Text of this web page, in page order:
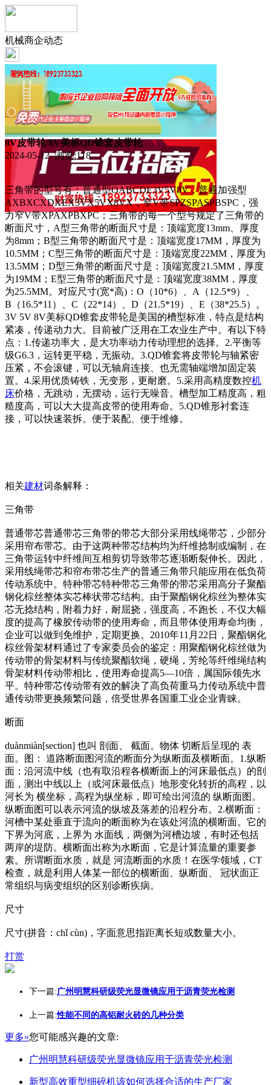
机械商企动态
8V皮带轮/8V美标QD锥套皮带轮
2024-05-12 浏览:118
三角带的型号有：普通型OABCDE3V5V8V，普通加强型
AXBXCXDXEX3VX5VX8VX，窄V带SPZSPASPBSPC，强
力窄V带XPAXPBXPC；三角带的每一个型号规定了三角带的
断面尺寸，A型三角带的断面尺寸是：顶端宽度13mm、厚度
为8mm；B型三角带的断面尺寸是：顶端宽度17MM，厚度为
10.5MM；C型三角带的断面尺寸是：顶端宽度22MM，厚度为
13.5MM；D型三角带的断面尺寸是：顶端宽度21.5MM，厚度
为19MM；E型三角带的断面尺寸是：顶端宽度38MM，厚度
为25.5MM。对应尺寸(宽*高)：O（10*6）、A（12.5*9）、
B（16.5*11）、C（22*14）、D（21.5*19）、E（38*25.5）。
3V 5V 8V美标QD锥套皮带轮是美国的槽型标准，特点是结构
紧凑，传递动力大。目前被广泛用在工农业生产中。有以下特
点：1.传递功率大，是大功率动力传动理想的选择。2.平衡等
级G6.3，运转更平稳，无振动。3.QD锥套将皮带轮与轴紧密
压紧，不会滚键，可以无轴肩连接、也无需轴端增加固定装
置。4.采用优质铸铁，无变形，更耐磨。5.采用高精度数控机
床价格，无跳动，无摆动，运行无噪音。槽型加工精度高，粗
糙度高，可以大大提高皮带的使用寿命。5.QD锥形衬套连
接，可以快速装拆。便于装配、便于维修。
相关建材词条解释：
三角带
普通带芯普通带芯三角带的带芯大部分采用线绳带芯，少部分
采用帘布带芯。由于这两种带芯结构均为纤维捻制或编制，在
三角带运转中纤维间互相剪切导致带芯逐渐断裂伸长。因此，
采用线绳带芯和帘布带芯生产的普通三角带只能应用在低负荷
传动系统中。特种带芯特种带芯三角带的带芯采用高分子聚酯
钢化棕丝整体实芯棒状带芯结构。由于聚酯钢化棕丝为整体实
芯无捻结构，附着力好，耐屈挠，强度高，不跑长，不仅大幅
度的提高了橡胶传动带的使用寿命，而且带体使用寿命均衡，
企业可以做到免维护，定期更换。2010年11月22日，聚酯钢化
棕丝骨架材料通过了专家委员会的鉴定：用聚酯钢化棕丝做为
传动带的骨架材料与传统聚酯软绳，硬绳，芳纶等纤维绳结构
骨架材料传动带相比，使用寿命提高5—10倍，属国际领先水
平。特种带芯传动带有效的解决了高负荷重马力传动系统中普
通传动带更换频繁问题，倍受世界各国重工业企业青睐。
断面
duànmiàn[section] 也叫 剖面、 截面。物体 切断后呈现的 表
面。图： 道路断面图河流的断面分为纵断面及横断面。1.纵断
面：沿河流中线（也有取沿程各横断面上的河床最低点）的剖
面，测出中线以上（或河床最低点）地形变化转折的高程，以
河长为 横坐标，高程为纵坐标，即可绘出河流的 纵断面图。
纵断面图可以表示河流的纵坡及落差的沿程分布。2.横断面：
河槽中某处垂直于流向的断面称为在该处河流的横断面。它的
下界为河底，上界为 水面线，两侧为河槽边坡，有时还包括
两岸的堤防。横断面出称为水断面，它是计算流量的重要参
素。所谓断面水质，就是 河流断面的水质！在医学领域，CT
检查，就是利用人体某一部位的横断面、纵断面、 冠状面正
常组织与病变组织的区别诊断疾病。
尺寸
尺寸(拼音：chǐ cùn)，字面意思指距离长短或数量大小。
打赏
下一篇:广州明慧科研级荧光显微镜应用于沥青荧光检测
上一篇:性能不同的高铝耐火砖的几种分类
更多»您可能感兴趣的文章:
广州明慧科研级荧光显微镜应用于沥青荧光检测
新型高效重型细碎机该如何选择合适的生产厂家